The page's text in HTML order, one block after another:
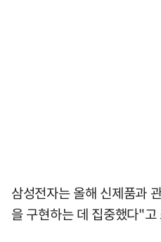
삼성전자는 올해 신제품과
을 구현하는 데 집중했다"고